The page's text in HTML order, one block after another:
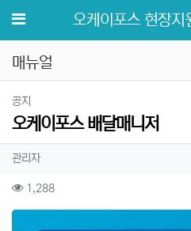
메뉴 오케이포스 현장지
매뉴얼
공지
오케이포스 배달매니저
작성자 정보
관리자작성
컨텐츠 정보
1,288조회